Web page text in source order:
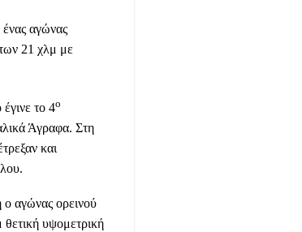
αγώνας
21 χλμ με
το 4ο
Άγραφα. Στη
και
ο αγώνας ορεινού
υψομετρική